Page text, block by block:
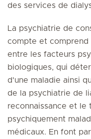
des services de
La psychiatrie de
compte et comprend
entre les facteurs
biologiques, qui
d'une maladie ainsi
de la psychiatrie de
reconnaissance et le
psychiquement
médicaux. En font